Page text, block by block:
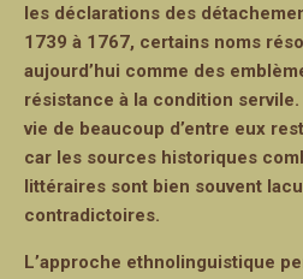
les déclarations des
1739 à 1767, certains noms
aujourd’hui comme des
résistance à la condition
vie de beaucoup d’entre eux
car les sources historiques
littéraires sont bien souvent
contradictoires.
L’approche ethnolinguistique